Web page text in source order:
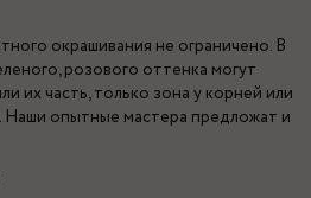
окрашивания не ограничено. В
розового оттенка могут
их часть, только зона у корней или
Наши опытные мастера предложат и